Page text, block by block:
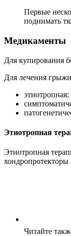
Первые
поднимать
Медикаменты
Для купирования
Для лечения
этиотропная;
Этиотропная
Этиотропная
хондропротекторы
Читайте